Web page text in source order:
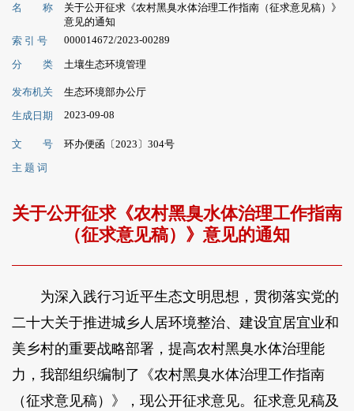
名 称
关于公开征求《农村黑臭水体治理工作指南（征求意见稿）》
意见的通知
索 引 号
000014672/2023-00289
分 类 土壤生态环境管理
发布机关
生态环境部办公厅
生成日期
2023-09-08
文 号
环办便函〔2023〕304号
主 题 词
关于公开征求《农村黑臭水体治理工作指南
（征求意见稿）》意见的通知
为深入践行习近平生态文明思想，贯彻落实党的
二十大关于推进城乡人居环境整治、建设宜居宜业和
美乡村的重要战略部署，提高农村黑臭水体治理能
力，我部组织编制了《农村黑臭水体治理工作指南
（征求意见稿）》，现公开征求意见。征求意见稿及